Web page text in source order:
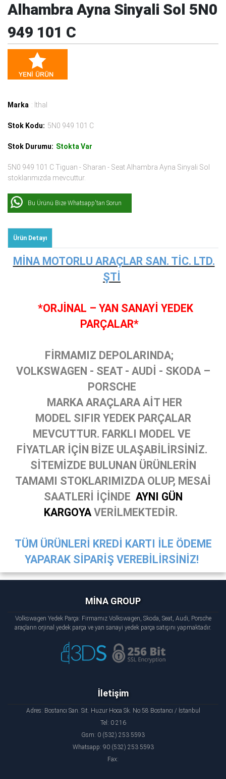
Alhambra Ayna Sinyali Sol 5N0
949 101 C
Marka : İthal
Stok Kodu: 5N0 949 101 C
Stok Durumu: Stokta Var
5N0 949 101 C Tiguan - Sharan - Seat Alhambra Ayna Sinyali Sol
stoklarımızda mevcuttur.
Bu Ürünü Bize Whatsapp'tan Sorun
Ürün Detayı
MİNA MOTORLU ARAÇLAR SAN. TİC. LTD.
ŞTİ
*ORJİNAL – YAN SANAYİ YEDEK
PARÇALAR*
FİRMAMIZ DEPOLARINDA;
VOLKSWAGEN - SEAT - AUDİ - SKODA –
PORSCHE
MARKA ARAÇLARA AİT HER
MODEL SIFIR YEDEK PARÇALAR
MEVCUTTUR. FARKLI MODEL VE
FİYATLAR İÇİN BİZE ULAŞABİLİRSİNİZ.
SİTEMİZDE BULUNAN ÜRÜNLERİN
TAMAMI STOKLARIMIZDA OLUP, MESAİ
SAATLERİ İÇİNDE AYNI GÜN
KARGOYA VERİLMEKTEDİR.
TÜM ÜRÜNLERİ KREDİ KARTI İLE ÖDEME
YAPARAK SİPARİŞ VEREBİLİRSİNİZ!
MİNA GROUP
Volkswagen Yedek Parça: Firmamız Volkswagen, Skoda, Seat, Audi, Porsche
araçların orjinal yedek parça ve yan sanayi yedek parça satışını yapmaktadır.
İletişim
Adres: Bostancı San. Sit. Huzur Hoca Sk. No:58 Bostancı / İstanbul
Tel: 0 216
Gsm: 0 (532) 253 5593
Whatsapp: 90 (532) 253 5593
Fax: